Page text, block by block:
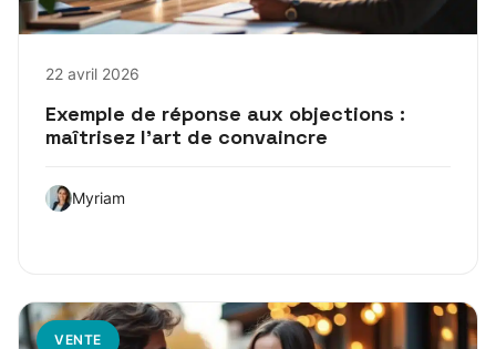
22 avril 2026
Exemple de réponse aux objections :
maîtrisez l’art de convaincre
Myriam
VENTE